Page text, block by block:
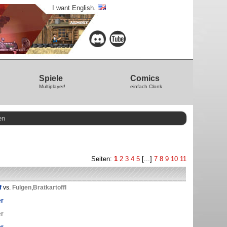
I want English.
Spiele
Multiplayer!
Comics
einfach Clonk
Seiten: 1 2 3 4 5[...] 7 8 9 10 11
vs. Fulgen,Bratkartoffl